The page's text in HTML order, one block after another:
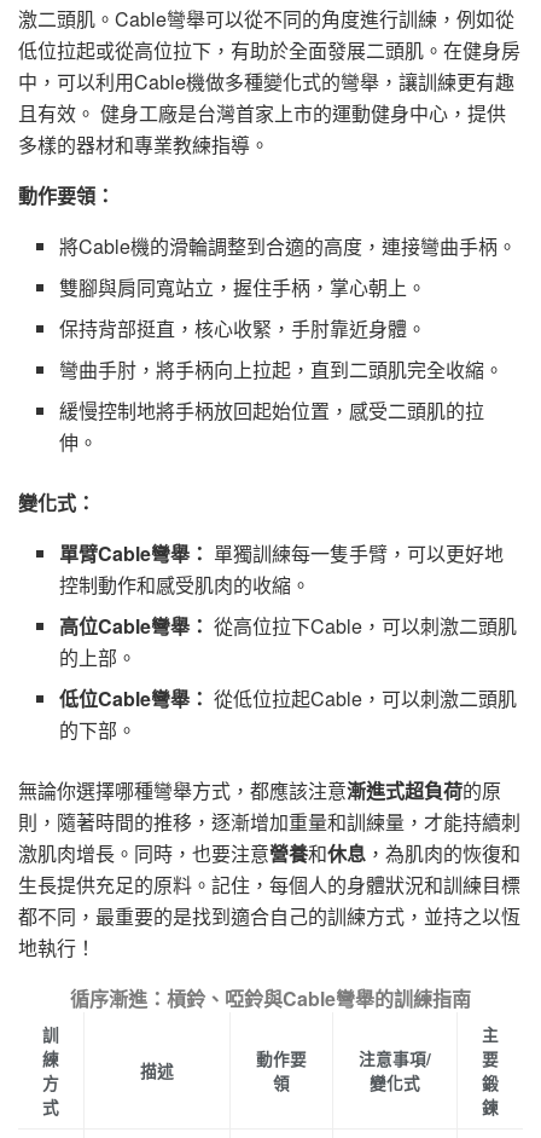
激二頭肌。Cable彎舉可以從不同的角度進行訓練，例如從
低位拉起或從高位拉下，有助於全面發展二頭肌。在健身房
中，可以利用Cable機做多種變化式的彎舉，讓訓練更有趣
且有效。 健身工廠是台灣首家上市的運動健身中心，提供
多樣的器材和專業教練指導。
動作要領：
將Cable機的滑輪調整到合適的高度，連接彎曲手柄。
雙腳與肩同寬站立，握住手柄，掌心朝上。
保持背部挺直，核心收緊，手肘靠近身體。
彎曲手肘，將手柄向上拉起，直到二頭肌完全收縮。
緩慢控制地將手柄放回起始位置，感受二頭肌的拉
伸。
變化式：
單臂Cable彎舉： 單獨訓練每一隻手臂，可以更好地
控制動作和感受肌肉的收縮。
高位Cable彎舉： 從高位拉下Cable，可以刺激二頭肌
的上部。
低位Cable彎舉： 從低位拉起Cable，可以刺激二頭肌
的下部。
無論你選擇哪種彎舉方式，都應該注意漸進式超負荷的原
則，隨著時間的推移，逐漸增加重量和訓練量，才能持續刺
激肌肉增長。同時，也要注意營養和休息 ，為肌肉的恢復和
生長提供充足的原料。記住，每個人的身體狀況和訓練目標
都不同，最重要的是找到適合自己的訓練方式，並持之以恆
地執行！
循序漸進：槓鈴、啞鈴與Cable彎舉的訓練指南
訓
練
方
式
描述
動作要
領
注意事項/
變化式
主
要
鍛
鍊